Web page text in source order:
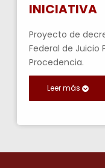
INICIATIVA
Proyecto de
Federal de
Procedencia.
Leer más